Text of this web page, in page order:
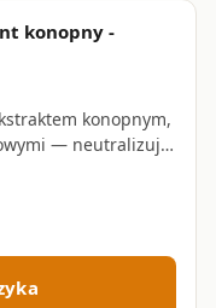
konopny -
konopnym,
— neutralizuje
potu • 65 g